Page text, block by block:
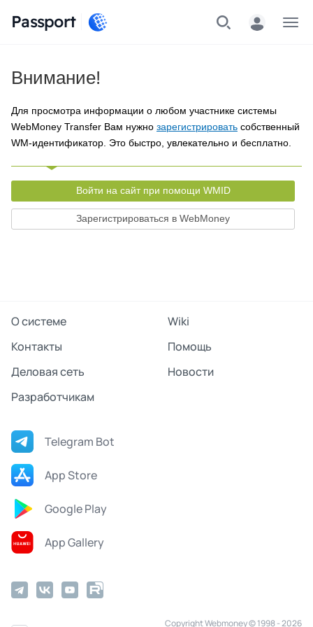
Passport
Внимание!
Для просмотра информации о любом участнике системы
WebMoney Transfer Вам нужно зарегистрировать собственный
WM-идентификатор. Это быстро, увлекательно и бесплатно.
Войти на сайт при помощи WMID
Зарегистрироваться в WebMoney
О системе
Wiki
Контакты
Помощь
Деловая сеть
Новости
Разработчикам
Telegram Bot
App Store
Google Play
App Gallery
Copyright Webmoney © 1998 - 2026